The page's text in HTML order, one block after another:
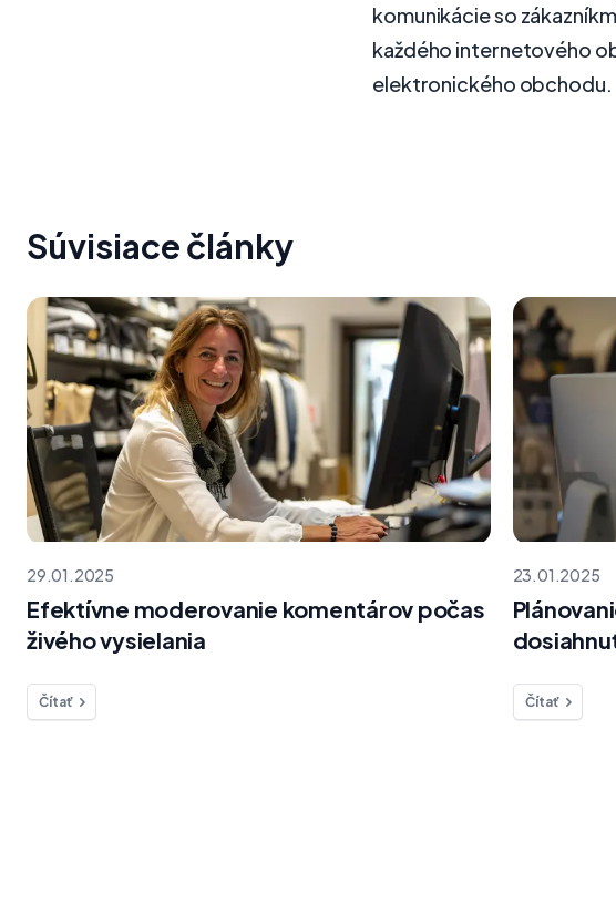
komunikácie so
každého internetového
elektronického obchodu.
Súvisiace články
29.01.2025
Efektívne moderovanie komentárov počas
živého vysielania
Čítať
23.01.2025
Čítať